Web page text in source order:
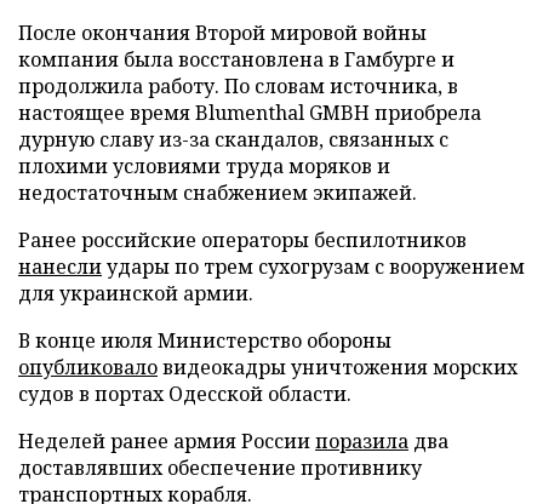
После окончания Второй мировой войны
компания была восстановлена в Гамбурге и
продолжила работу. По словам источника, в
настоящее время Blumenthal GMBH приобрела
дурную славу из-за скандалов, связанных с
плохими условиями труда моряков и
недостаточным снабжением экипажей.
Ранее российские операторы беспилотников
нанеслиудары по трем сухогрузам с вооружением
для украинской армии.
В конце июля Министерство обороны
опубликоваловидеокадры уничтожения морских
судов в портах Одесской области.
Неделей ранее армия Россиипоразила два
доставлявших обеспечение противнику
транспортных корабля.